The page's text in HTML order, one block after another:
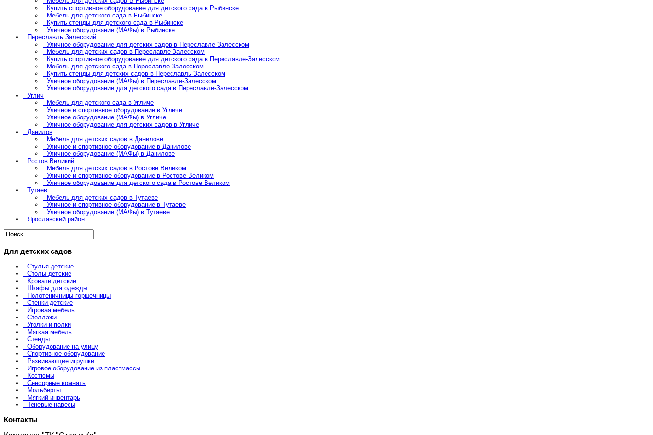
Купить спортивное оборудование для детского сада в Рыбинске
Мебель для детского сада в Рыбинске
Купить стенды для детского сада в Рыбинске
Уличное оборудование (МАФы) в Рыбинске
Переславль Залесский
Уличное оборудование для детских садов в Переславле-Залесском
Мебель для детских садов в Переславле Залесском
Купить спортивное оборудование для детского сада в Переславле-Залесском
Мебель для детского сада в Переславле-Залесском
Купить стенды для детских садов в Переславль-Залесском
Уличное оборудование (МАФы) в Переславле-Залесском
Уличное оборудование для детского сада в Переславле-Залесском
Углич
Мебель для детского сада в Угличе
Уличное и спортивное оборудование в Угличе
Уличное оборудование (МАФы) в Угличе
Уличное оборудование для детских садов в Угличе
Данилов
Мебель для детских садов в Данилове
Уличное и спортивное оборудование в Данилове
Уличное оборудование (МАФы) в Данилове
Ростов Великий
Мебель для детских садов в Ростове Великом
Уличное и спортивное оборудование в Ростове Великом
Уличное оборудование для детского сада в Ростове Великом
Тутаев
Мебель для детских садов в Тутаеве
Уличное и спортивное оборудование в Тутаеве
Уличное оборудование (МАФы) в Тутаеве
Ярославский район
Для детских садов
Стулья детские
Столы детские
Кровати детские
Шкафы для одежды
Полотеничницы горшечницы
Стенки детские
Игровая мебель
Стеллажи
Уголки и полки
Мягкая мебель
Стенды
Оборудование на улицу
Спортивное оборудование
Развивающие игрушки
Игровое оборудование из пластмассы
Костюмы
Сенсорные комнаты
Мольберты
Мягкий инвентарь
Теневые навесы
Контакты